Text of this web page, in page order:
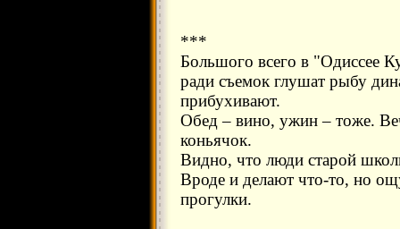
***
Большого всего в "Одиссее
ради съемок глушат рыбу
прибухивают.
Обед – вино, ужин – тоже.
коньячок.
Видно, что люди старой
Вроде и делают что-то, но
прогулки.